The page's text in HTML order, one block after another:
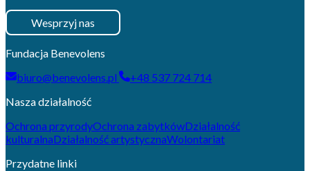
Wesprzyj nas
Fundacja Benevolens
biuro@benevolens.pl
+48 537 724 714
Nasza działalność
Ochrona przyrodyOchrona zabytkówDziałalność
kulturalnaDziałalność artystycznaWolontariat
Przydatne linki